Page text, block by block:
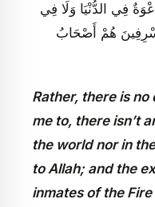
فِي الدُّنْيَا وَلَا فِي
هُمْ أَصْحَابُ
Rather, there is
me to, there isn’t
the world nor in
to Allah; and the
inmates of the